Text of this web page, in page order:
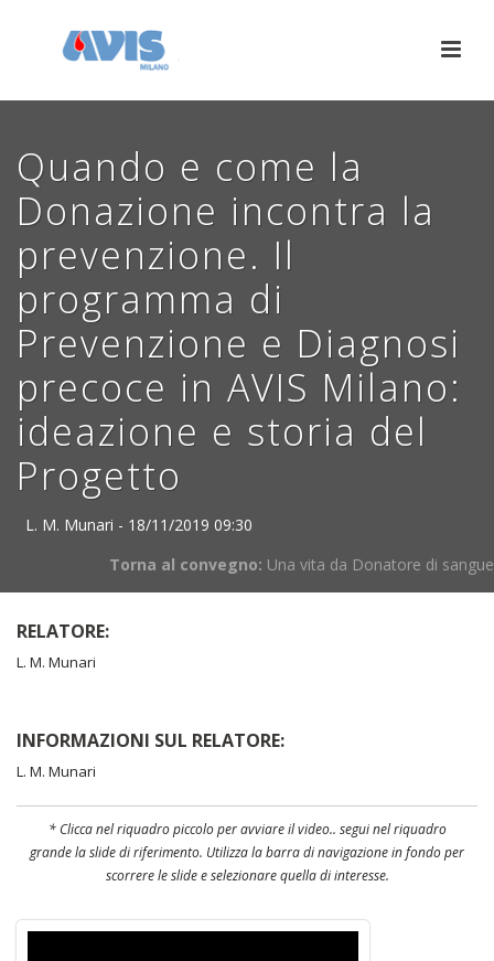
Quando e come la
Donazione incontra la
prevenzione. Il
programma di
Prevenzione e Diagnosi
precoce in AVIS Milano:
ideazione e storia del
Progetto
L. M. Munari - 18/11/2019 09:30
Torna al convegno: Una vita da Donatore di sangue
RELATORE:
L. M. Munari
INFORMAZIONI SUL RELATORE:
L. M. Munari
* Clicca nel riquadro piccolo per avviare il video.. segui nel riquadro
grande la slide di riferimento. Utilizza la barra di navigazione in fondo per
scorrere le slide e selezionare quella di interesse.